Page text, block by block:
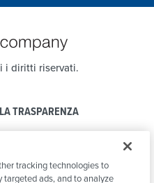
i diritti riservati.
TRASPARENZA
tracking technologies to
targeted ads, and to analyze